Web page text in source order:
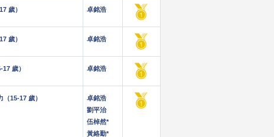
歲） 卓銘浩
歲） 卓銘浩
歲） 卓銘浩
15-17 歲）
卓銘浩
劉平治
伍棹然*
黃絡勤*